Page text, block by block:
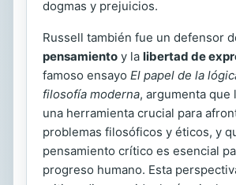
dogmas y prejuicios.
Russell también fue un defensor
pensamiento y la libertad de
famoso ensayo El papel de la
filosofía moderna, argumenta que
una herramienta crucial para
problemas filosóficos y éticos, y
pensamiento crítico es esencial
progreso humano. Esta